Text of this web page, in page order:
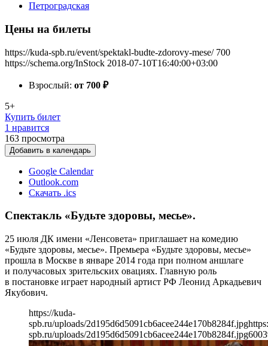
Петроградская
Цены на билеты
https://kuda-spb.ru/event/spektakl-budte-zdorovy-mese/ 700
https://schema.org/InStock 2018-07-10T16:40:00+03:00
Взрослый: от 700 ₽
5+
Купить билет
1 нравится
163 просмотра
Добавить в календарь
Google Calendar
Outlook.com
Скачать .ics
Спектакль «Будьте здоровы, месье».
25 июля ДК имени «Ленсовета» приглашает на комедию
«Будьте здоровы, месье». Премьера «Будьте здоровы, месье»
прошла в Москве в январе 2014 года при полном аншлаге
и получасовых зрительских овациях. Главную роль
в постановке играет народный артист РФ Леонид Аркадьевич
Якубович.
https://kuda-
spb.ru/uploads/2d195d6d5091cb6acee244e170b8284f.jpg
spb.ru/uploads/2d195d6d5091cb6acee244e170b8284f.jpg600